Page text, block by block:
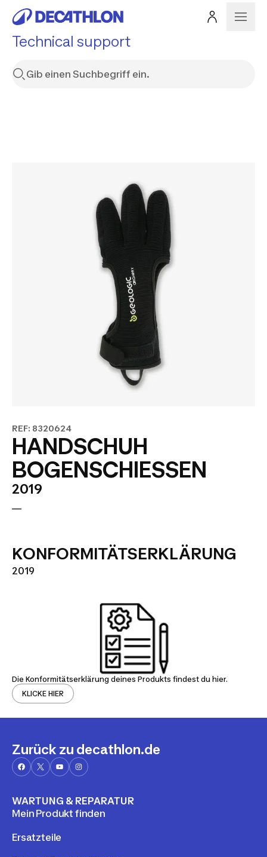
Technical support
REF: 8320624
HANDSCHUH
BOGENSCHIESSEN
2019
—
KONFORMITÄTSERKLÄRUNG
2019
Die Konformitätserklärung deines Produkts findest du hier.
KLICKE HIER
Zurück zu decathlon.de
WARTUNG & REPARATUR
Mein Produkt finden
Ersatzteile